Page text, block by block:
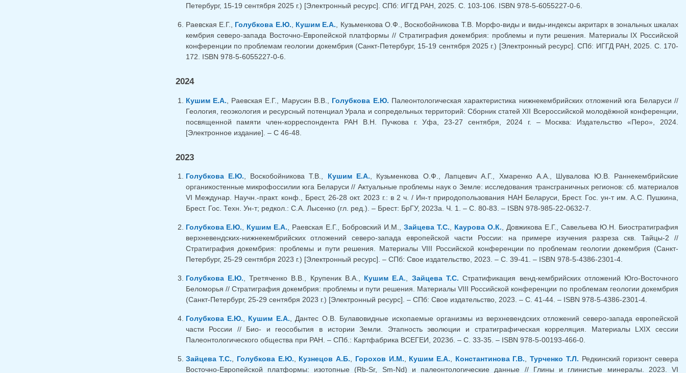
Петербург, 15-19 сентября 2025 г.) [Электронный ресурс]. СПб: ИГГД РАН, 2025. С. 103-106. ISBN 978-5-6055227-0-6.
Раевская Е.Г., Голубкова Е.Ю. Кушим Е.А. , Кузьменкова О.Ф., Воскобойникова Т.В. Морфо-виды и виды-индексы акритарх в зональных шкалах
кембрия северо-запада Восточно-Европейской платформы // Стратиграфия докембрия: проблемы и пути решения. Материалы IX Российской
конференции по проблемам геологии докембрия (Санкт-Петербург, 15-19 сентября 2025 г.) [Электронный ресурс]. СПб: ИГГД РАН, 2025. С. 170-
172. ISBN 978-5-6055227-0-6.
2024
Кушим Е.А. , Раевская Е.Г., Марусин В.В., Голубкова Е.Ю. Палеонтологическая характеристика нижнекембрийских отложений юга Беларуси //
Геология, геоэкология и ресурсный потенциал Урала и сопредельных территорий: Сборник статей XII Всероссийской молодёжной конференции,
посвященной памяти член-корреспондента РАН В.Н. Пучкова г. Уфа, 23-27 сентября, 2024 г. – Москва: Издательство «Перо», 2024.
[Электронное издание]. – С 46-48.
2023
Голубкова Е.Ю., Воскобойникова Т.В., Кушим Е.А., Кузьменкова О.Ф., Лапцевич А.Г., Хмаренко А.А., Шувалова Ю.В. Раннекембрийские
органикостенные микрофоссилии юга Беларуси // Актуальные проблемы наук о Земле: исследования трансграничных регионов: сб. материалов
VI Междунар. Научн.-практ. конф., Брест, 26-28 окт. 2023 г.: в 2 ч. / Ин-т природопользования НАН Беларуси, Брест. Гос. ун-т им. А.С. Пушкина,
Брест. Гос. Техн. Ун-т; редкол.: С.А. Лысенко (гл. ред.). – Брест: БрГУ, 2023а. Ч. 1. – С. 80-83. – ISBN 978-985-22-0632-7.
Голубкова Е.Ю., Кушим Е.А., Раевская Е.Г., Бобровский И.М.,Зайцева Т.С., Каурова О.К., Довжикова Е.Г., Савельева Ю.Н. Биостратиграфия
верхневендских-нижнекембрийских отложений северо-запада европейской части России: на примере изучения разреза скв. Тайцы-2 //
Стратиграфия докембрия: проблемы и пути решения. Материалы VIII Российской конференции по проблемам геологии докембрия (Санкт-
Петербург, 25-29 сентября 2023 г.) [Электронный ресурс]. – СПб: Свое издательство, 2023. – C. 39-41. – ISBN 978-5-4386-2301-4.
Голубкова Е.Ю., Третяченко В.В., Крупеник В.А., Кушим Е.А., Зайцева Т.С. Стратификация венд-кембрийских отложений Юго-Восточного
Беломорья // Стратиграфия докембрия: проблемы и пути решения. Материалы VIII Российской конференции по проблемам геологии докембрия
(Санкт-Петербург, 25-29 сентября 2023 г.) [Электронный ресурс]. – СПб: Свое издательство, 2023. – C. 41-44. – ISBN 978-5-4386-2301-4.
Голубкова Е.Ю., Кушим Е.А., Дантес О.В. Булавовидные ископаемые организмы из верхневендских отложений северо-запада европейской
части России // Био- и геособытия в истории Земли. Этапность эволюции и стратиграфическая корреляция. Материалы LXIX сессии
Палеонтологического общества при РАН. – СПб.: Картфабрика ВСЕГЕИ, 2023б. – С. 33-35. – ISBN 978-5-00193-466-0.
Зайцева Т.С., Голубкова Е.Ю., Кузнецов А.Б., Горохов И.М., Кушим Е.А., Константинова Г.В.,Турченко Т.Л. Редкинский горизонт севера
Восточно-Европейской платформы: изотопные (Rb-Sr, Sm-Nd) и палеонтологические данные // Глины и глинистые минералы. 2023. VI